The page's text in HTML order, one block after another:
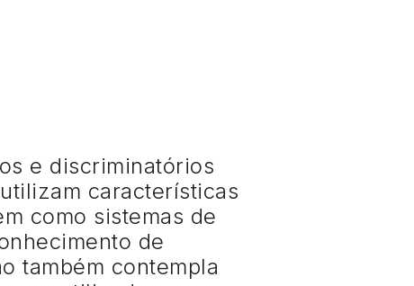
e discriminatórios
características
como sistemas de
de
também contempla